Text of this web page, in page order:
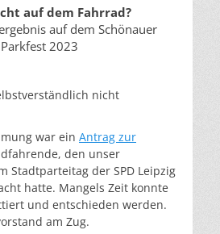
auf dem Fahrrad?
auf dem Schönauer
Parkfest 2023
nicht
war ein Antrag zur
den unser
Stadtparteitag der SPD Leipzig
hatte. Mangels Zeit konnte
und entschieden werden.
am Zug.